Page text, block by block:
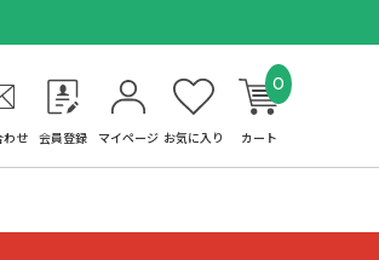
わせ 会員登録 マイページ お気に入り
0
カート